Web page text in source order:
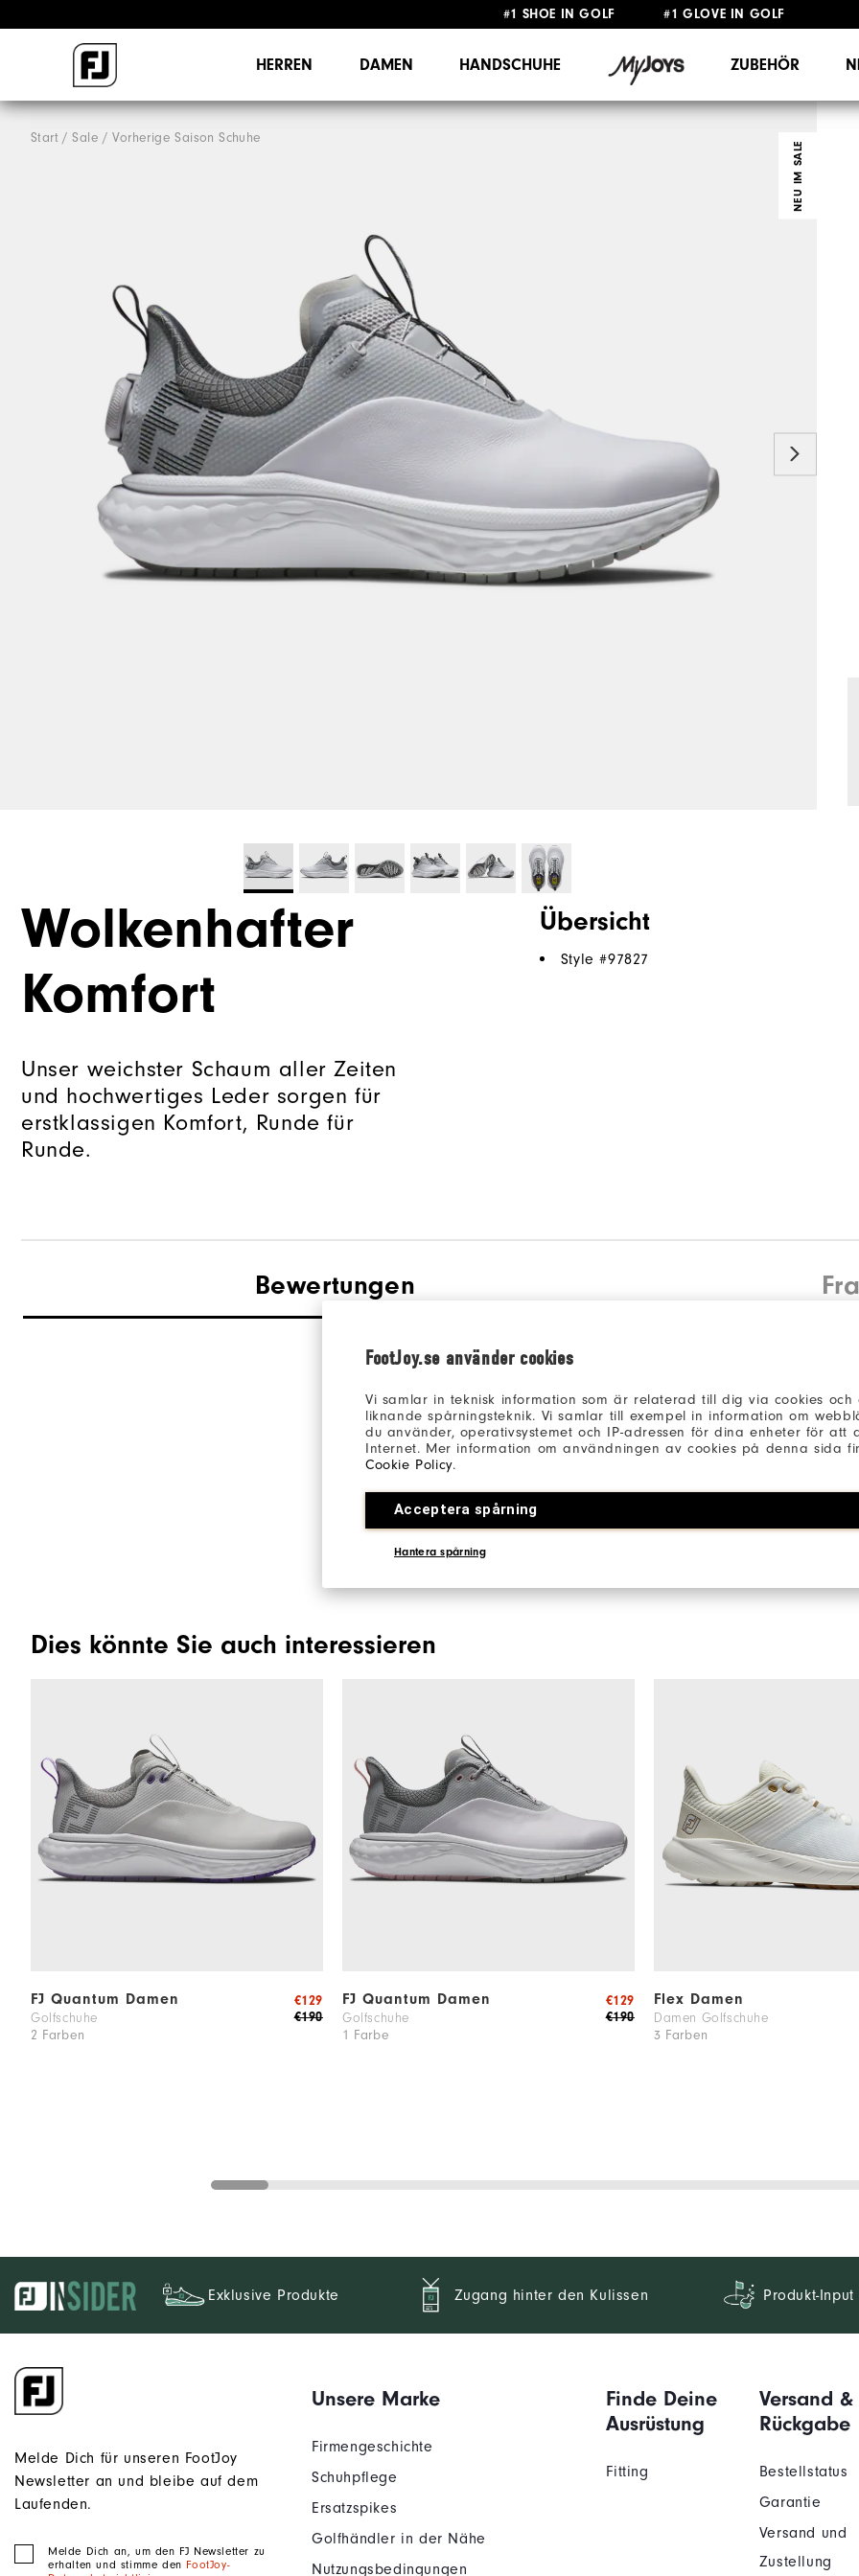
FootJoy.se använder cookies
Vi samlar in teknisk information som är relaterad till dig via cookies och
liknande spårningsteknik. Vi samlar till exempel in information om
du använder, operativsystemet och IP-adressen för dina enheter för att
Internet. Mer information om användningen av cookies på denna sida
Cookie Policy.
Acceptera spårning
Hantera spårning
#1 SHOE IN GOLF #1 GLOVE IN GOLF
HERREN DAMEN HANDSCHUHE ZUBEHÖR
Start Sale Vorherige Saison Schuhe
NEU IM SALE
Wolkenhafter
Komfort
Unser weichster Schaum aller Zeiten
und hochwertiges Leder sorgen für
erstklassigen Komfort, Runde für
Runde.
Übersicht
Style #97827
Bewertungen
Be the first to review this product
Share your thoughts with other customers.
SCHREIBE DIE ERSTE BEWERTUNG
Dies könnte Sie auch interessieren
FJ Quantum Damen
Golfschuhe
2 Farben
€190
€129 FJ Quantum Damen
Golfschuhe
1 Farbe
€190
€129 Flex Damen
Damen Golfschuhe
3 Farben
Exklusive Produkte Zugang hinter den Kulissen Produkt-Input
Melde Dich für unseren FootJoy
Newsletter an und bleibe auf dem
Laufenden.
Melde Dich an, um den FJ Newsletter zu
erhalten und stimme den FootJoy-
Unsere Marke
Firmengeschichte
Schuhpflege
Ersatzspikes
Golfhändler in der Nähe
Nutzungsbedingungen
Finde Deine
Ausrüstung
Fitting
Versand &
Rückgabe
Bestellstatus
Garantie
Versand und
Zustellung